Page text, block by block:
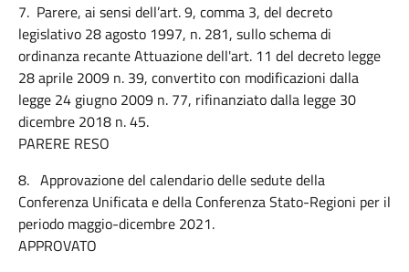
7. Parere, ai sensi dell’art. 9, comma 3, del decreto
legislativo 28 agosto 1997, n. 281, sullo schema di
ordinanza recante Attuazione dell'art. 11 del decreto legge
28 aprile 2009 n. 39, convertito con modificazioni dalla
legge 24 giugno 2009 n. 77, rifinanziato dalla legge 30
dicembre 2018 n. 45.
PARERE RESO
8. Approvazione del calendario delle sedute della
Conferenza Unificata e della Conferenza Stato-Regioni per il
periodo maggio-dicembre 2021.
APPROVATO